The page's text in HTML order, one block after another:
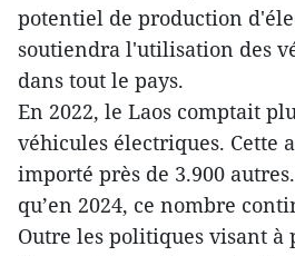
potentiel de production
soutiendra l'utilisation des
dans tout le pays.
En 2022, le Laos comptait
véhicules électriques. Cette
importé près de 3.900
qu’en 2024, ce nombre
Outre les politiques visant à